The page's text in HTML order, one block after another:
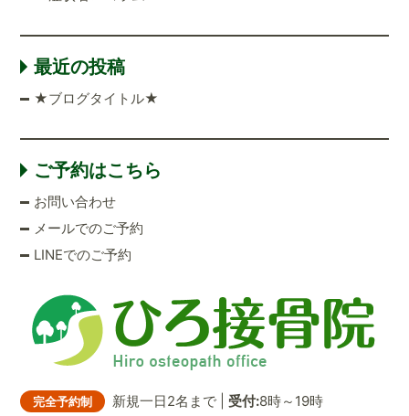
最近の投稿
★ブログタイトル★
ご予約はこちら
お問い合わせ
メールでのご予約
LINEでのご予約
完全予約制 新規一日2名まで | 受付:8時～19時